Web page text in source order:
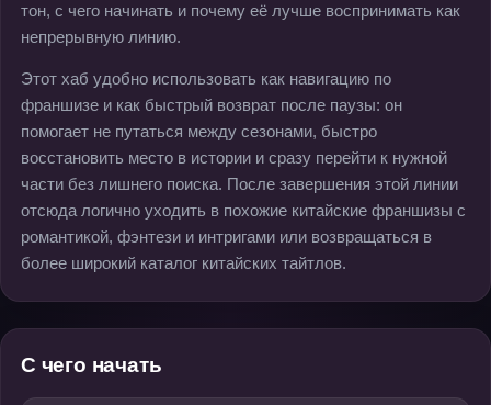
тон, с чего начинать и почему её лучше воспринимать как
непрерывную линию.
Этот хаб удобно использовать как навигацию по
франшизе и как быстрый возврат после паузы: он
помогает не путаться между сезонами, быстро
восстановить место в истории и сразу перейти к нужной
части без лишнего поиска. После завершения этой линии
отсюда логично уходить в похожие китайские франшизы с
романтикой, фэнтези и интригами или возвращаться в
более широкий каталог китайских тайтлов.
С чего начать